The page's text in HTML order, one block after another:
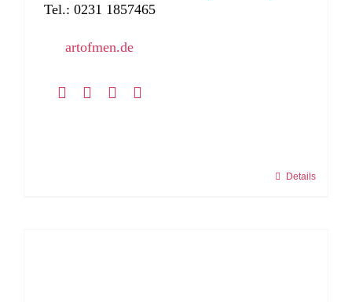
Tel.: 0231 1857465
artofmen.de
Details